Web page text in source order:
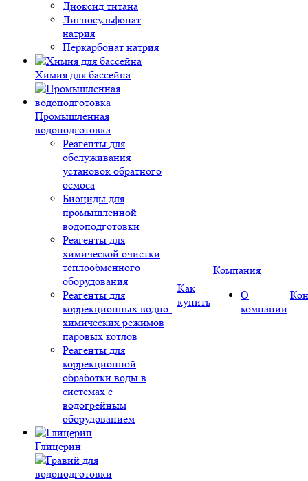
Диоксид титана
Лигносульфонат
натрия
Перкарбонат натрия
Химия для бассейна
Промышленная
водоподготовка
Реагенты для
обслуживания
установок обратного
осмоса
Биоциды для
промышленной
водоподготовки
Реагенты для
химической очистки
теплообменного
оборудования
Реагенты для
коррекционных водно-
химических режимов
паровых котлов
Реагенты для
коррекционной
обработки воды в
системах с
водогрейным
оборудованием
Глицерин
Как
купить
Компания
О
компании